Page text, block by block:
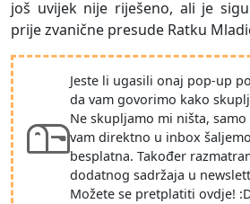
još uvijek nije riješeno, ali je
prije zvanične presude Ratku
Jeste li ugasili onaj pop-up
da vam govorimo kako
Ne skupljamo mi ništa,
vam direktno u inbox
besplatna. Također
dodatnog sadržaja u
Možete se pretplatiti ovdje!